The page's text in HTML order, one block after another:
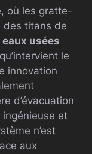
où les gratte-
des titans de
eaux usées
le
innovation
d’évacuation
ingénieuse et
n’est
aux